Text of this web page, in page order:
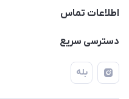
اطلاعات تماس
۰۲۱۷۷۰۶۰۰۲۸ ـ ۰۹۱۹۰۰۲۸۲۴۷
فروشگاه آبتین
دسترسی سریع
حساب کاربری
بله